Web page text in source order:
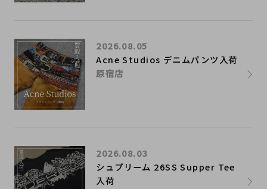
Acne Studios デニムパンツ入荷
2026.08.05
原宿店
シュプリーム 26SS Supper Tee
入荷
2026.08.03